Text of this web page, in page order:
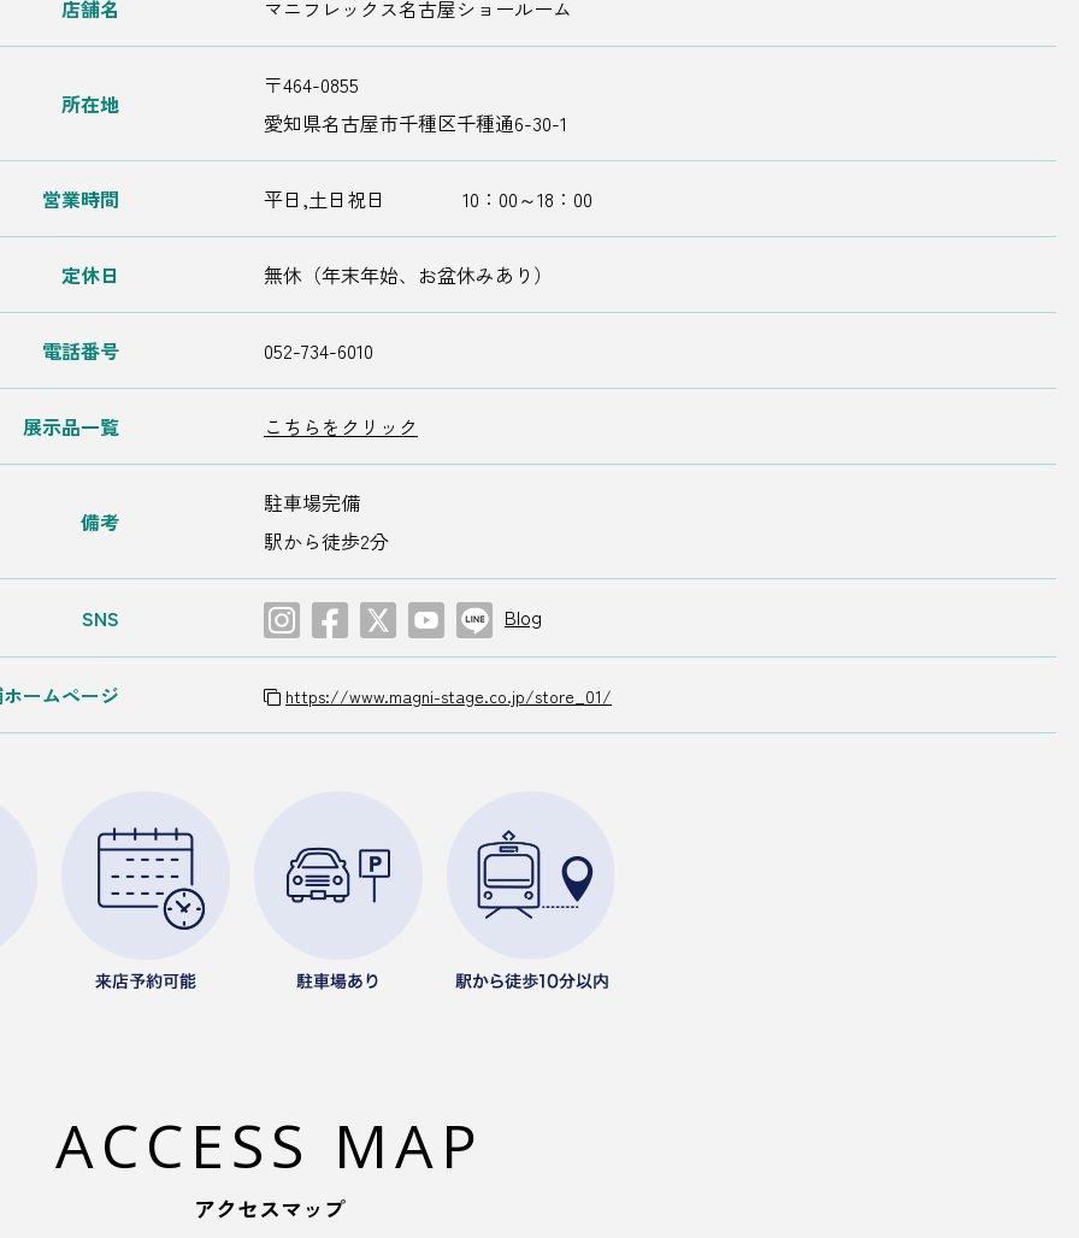
店舗名 マニフレックス名古屋ショールーム
所在地
〒464-0855
愛知県名古屋市千種区千種通6-30-1
営業時間 平日,土日祝日 10：00～18：00
定休日 無休（年末年始、お盆休みあり）
電話番号 052-734-6010
展示品一覧 こちらをクリック
備考
駐車場完備
駅から徒歩2分
SNS Blog
ームページ https://www.magni-stage.co.jp/store_01/
ACCESS MAP
アクセスマップ